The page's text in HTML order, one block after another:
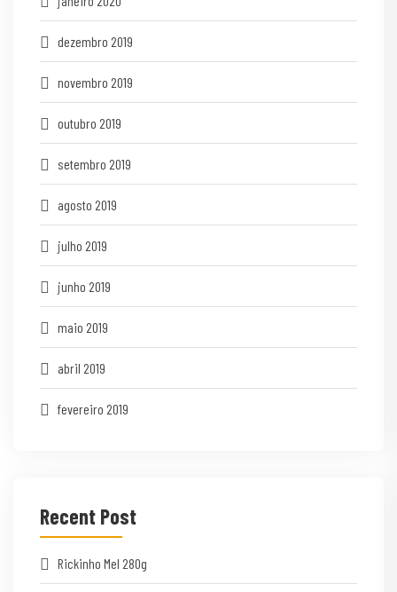
dezembro 2019
novembro 2019
outubro 2019
setembro 2019
agosto 2019
julho 2019
junho 2019
maio 2019
abril 2019
fevereiro 2019
Recent Post
Rickinho Mel 280g